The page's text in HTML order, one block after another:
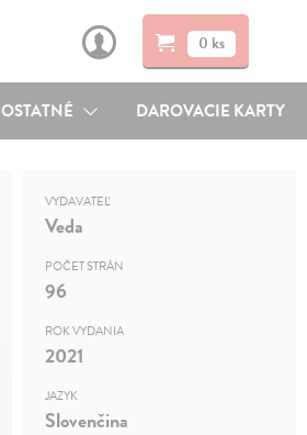
0 ks
OSTATNÉ DAROVACIE KARTY
VYDAVATEĽ
Veda
POČET STRÁN
96
ROK VYDANIA
2021
JAZYK
Slovenčina